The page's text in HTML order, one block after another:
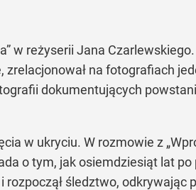
w reżyserii Jana
na fotografiach
dokumentujących
w ukryciu. W rozmowie z
o tym, jak osiemdziesiąt lat
śledztwo, odkrywając